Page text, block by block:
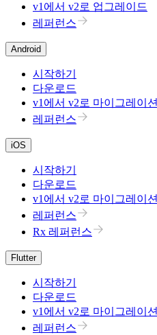
v1에서 v2로 업그레이드
레퍼런스
Android
시작하기
다운로드
v1에서 v2로 마이그레이션
레퍼런스
iOS
시작하기
다운로드
v1에서 v2로 마이그레이션
레퍼런스
Rx 레퍼런스
Flutter
시작하기
다운로드
v1에서 v2로 마이그레이션
레퍼런스